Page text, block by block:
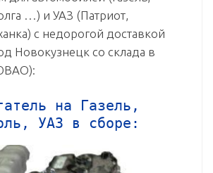
…) и УАЗ (Патриот,
с недорогой доставкой
Новокузнецк со склада в
на Газель,
УАЗ в сборе: